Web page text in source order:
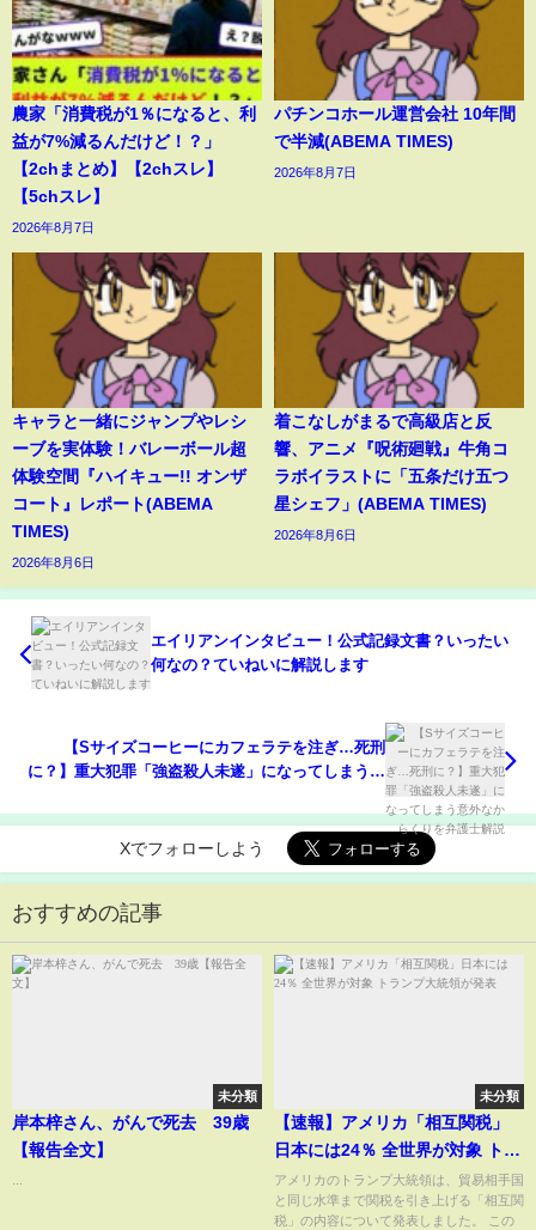
農家「消費税が1％になると、利
益が7%減るんだけど！？」
【2chまとめ】【2chスレ】
【5chスレ】
2026年8月7日
パチンコホール運営会社 10年間
で半減(ABEMA TIMES)
2026年8月7日
キャラと一緒にジャンプやレシ
ーブを実体験！バレーボール超
体験空間『ハイキュー!! オンザ
コート』レポート(ABEMA
TIMES)
2026年8月6日
着こなしがまるで高級店と反
響、アニメ『呪術廻戦』牛角コ
ラボイラストに「五条だけ五つ
星シェフ」(ABEMA TIMES)
2026年8月6日
エイリアンインタビュー！公式記録文書？いったい
何なの？ていねいに解説します
【Sサイズコーヒーにカフェラテを注ぎ…死刑
に？】重大犯罪「強盗殺人未遂」になってしまう意
Xでフォローしよう
おすすめの記事
未分類
岸本梓さん、がんで死去 39歳
【報告全文】
未分類
【速報】アメリカ「相互関税」
日本には24％ 全世界が対象 トラ
ンプ大統領が発表
アメリカのトランプ大統領は、貿易相手国
と同じ水準まで関税を引き上げる「相互関
税」の内容について発表しました。 この